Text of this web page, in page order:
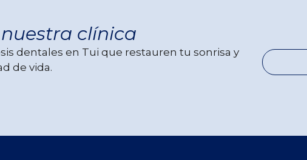
nuestra clínica
dentales en Tui que restauren tu sonrisa y
de vida.